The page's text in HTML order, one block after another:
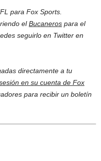
para Fox Sports.
elBucaneros para el
seguirlo en Twitter en
directamente a tu
en su cuenta de Fox
para recibir un boletín